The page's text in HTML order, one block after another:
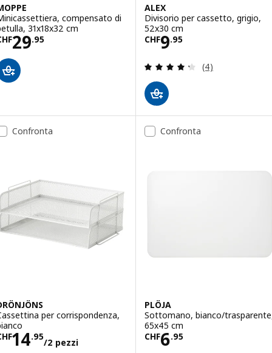
compensato di
31x18x32 cm
29.95 CHF 29.95
ALEX
Divisorio per cassetto, grigio,
52x30 cm
CHF9.95
Prezzo CHF
Recensione:
(4)
Confronta
per corrispondenza,
14.95
/2 pezzi
CHF 14.95/2 pezzi
Confronta
PLÖJA
Sottomano, bianco/
65x45 cm
CHF6.95
Prezzo CHF